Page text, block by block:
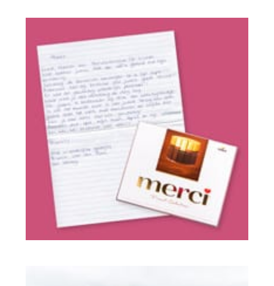
Porady i wskazówki
Objaśnienia produktów
Opinie klientów